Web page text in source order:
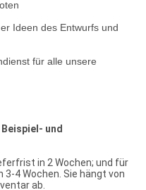
Ideen des Entwurfs und
für alle unsere
und
in 2 Wochen; und für
4 Wochen. Sie hängt von
ab.